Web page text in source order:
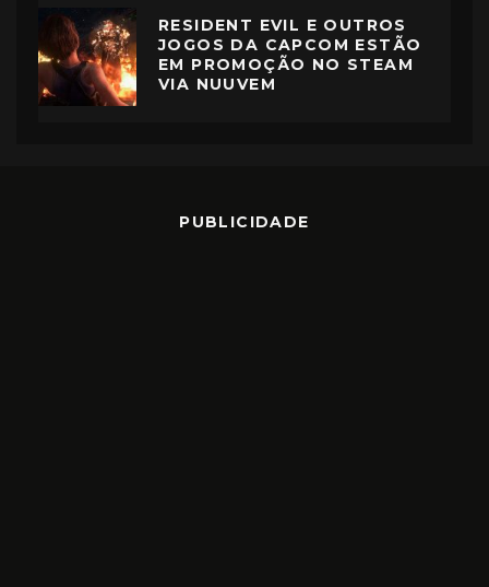
RESIDENT EVIL E OUTROS
JOGOS DA CAPCOM ESTÃO
EM PROMOÇÃO NO STEAM
VIA NUUVEM
PUBLICIDADE